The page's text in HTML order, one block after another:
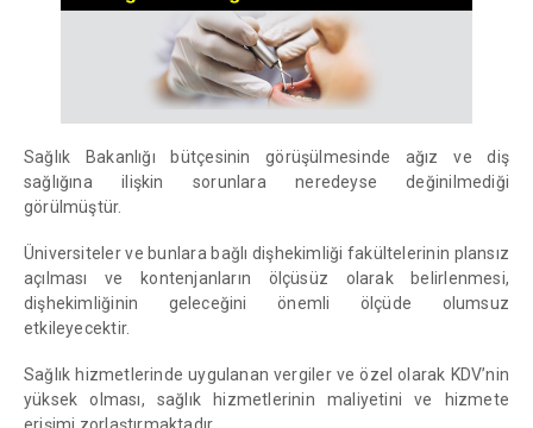
Sağlık Bakanlığı bütçesinin görüşülmesinde ağız ve diş
sağlığına ilişkin sorunlara neredeyse değinilmediği
görülmüştür.
Üniversiteler ve bunlara bağlı dişhekimliği fakültelerinin plansız
açılması ve kontenjanların ölçüsüz olarak belirlenmesi,
dişhekimliğinin geleceğini önemli ölçüde olumsuz
etkileyecektir.
Sağlık hizmetlerinde uygulanan vergiler ve özel olarak KDV’nin
yüksek olması, sağlık hizmetlerinin maliyetini ve hizmete
erişimi zorlaştırmaktadır.